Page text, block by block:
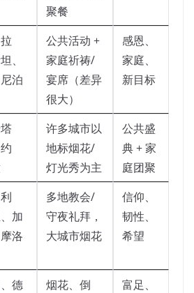
聚餐
、
泊
公共活动 +
家庭祈祷/
宴席（差异
很大）
感恩、
家庭、
新目标
许多城市以
地标烟花/
灯光秀为主
公共盛
典 + 家
庭团聚
加
洛
多地教会/
守夜礼拜，
大城市烟花
信仰、
韧性、
希望
德
烟花、倒
富足、